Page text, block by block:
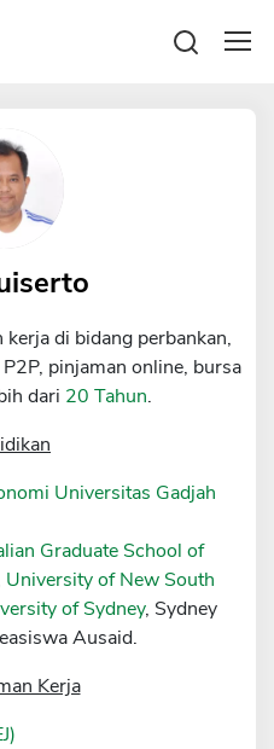
di bidang perbankan,
pinjaman online, bursa
dari 20 Tahun.
Universitas Gadjah
Graduate School of
University of New South
of Sydney, Sydney
Ausaid.
Kerja